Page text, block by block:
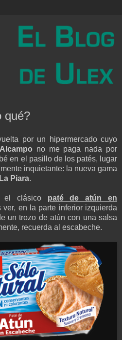
qué?
por un hipermercado cuyo
Alcampo no me paga nada por
en el pasillo de los patés, lugar
inquietante: la nueva gama
La Piara.
el clásico paté de atún en
ver, en la parte inferior izquierda
un trozo de atún con una salsa
recuerda al escabeche.